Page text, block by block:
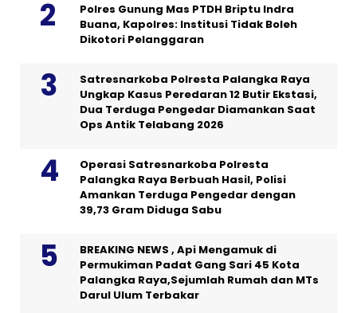
Polres Gunung Mas PTDH Briptu Indra
Buana, Kapolres: Institusi Tidak Boleh
Dikotori Pelanggaran
Satresnarkoba Polresta Palangka Raya
Ungkap Kasus Peredaran 12 Butir Ekstasi,
Dua Terduga Pengedar Diamankan Saat
Ops Antik Telabang 2026
Operasi Satresnarkoba Polresta
Palangka Raya Berbuah Hasil, Polisi
Amankan Terduga Pengedar dengan
39,73 Gram Diduga Sabu
BREAKING NEWS , Api Mengamuk di
Permukiman Padat Gang Sari 45 Kota
Palangka Raya,Sejumlah Rumah dan MTs
Darul Ulum Terbakar